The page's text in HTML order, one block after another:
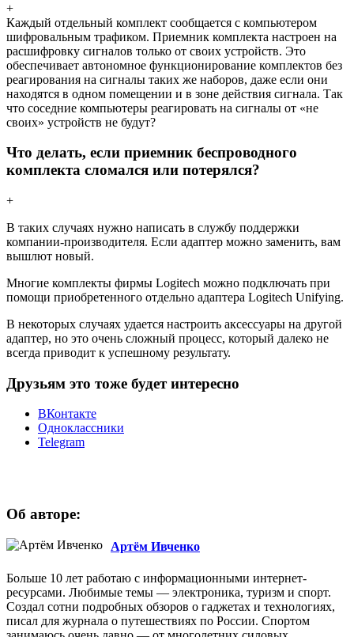
+
Каждый отдельный комплект сообщается с компьютером
шифровальным трафиком. Приемник комплекта настроен на
расшифровку сигналов только от своих устройств. Это
обеспечивает автономное функционирование комплектов без
реагирования на сигналы таких же наборов, даже если они
находятся в одном помещении и в зоне действия сигнала. Так
что соседние компьютеры реагировать на сигналы от «не
своих» устройств не будут?
Что делать, если приемник беспроводного
комплекта сломался или потерялся?
+
В таких случаях нужно написать в службу поддержки
компании-производителя. Если адаптер можно заменить, вам
вышлют новый.
Многие комплекты фирмы Logitech можно подключать при
помощи приобретенного отдельно адаптера Logitech Unifying.
В некоторых случаях удается настроить аксессуары на другой
адаптер, но это очень сложный процесс, который далеко не
всегда приводит к успешному результату.
Друзьям это тоже будет интересно
ВКонтакте
Одноклассники
Telegram
Об авторе:
Артём Ивченко
Больше 10 лет работаю с информационными интернет-
ресурсами. Любимые темы — электроника, туризм и спорт.
Создал сотни подробных обзоров о гаджетах и технологиях,
писал для журнала о путешествиях по России. Спортом